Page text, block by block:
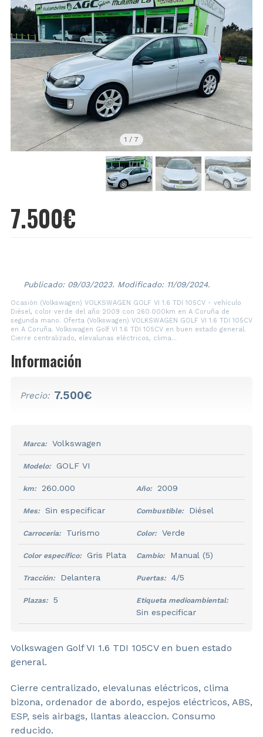
1 / 7
7.500€
Publicado: 09/03/2023. Modificado: 11/09/2024.
Ocasión (Volkswagen) VOLKSWAGEN GOLF VI 1.6 TDI 105CV - vehículo
Diésel, color verde del año 2009 con 260.000km en A Coruña de
segunda mano. Oferta (Volkswagen) VOLKSWAGEN GOLF VI 1.6 TDI 105CV
en A Coruña. Volkswagen Golf VI 1.6 TDI 105CV en buen estado general.
Cierre centralizado, elevalunas eléctricos, clima...
Información
Precio: 7.500€
Marca: Volkswagen
Modelo: GOLF VI
km: 260.000 Año: 2009
Mes: Sin especificar Combustible: Diésel
Carroceria: Turismo Color: Verde
Color específico: Gris Plata Cambio: Manual (5)
Tracción: Delantera Puertas: 4/5
Plazas: 5 Etiqueta medioambiental:
Sin especificar
Volkswagen Golf VI 1.6 TDI 105CV en buen estado
general.
Cierre centralizado, elevalunas eléctricos, clima
bizona, ordenador de abordo, espejos eléctricos, ABS,
ESP, seis airbags, llantas aleaccion. Consumo
reducido.